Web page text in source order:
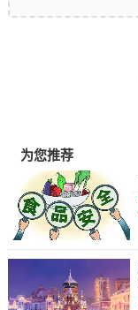
为您推荐